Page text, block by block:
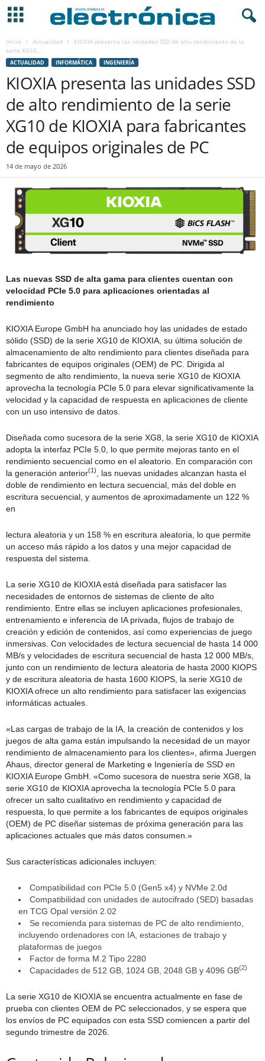
Inicio Actualidad
KIOXIA presenta las unidades SSD de alto rendimiento de la
serie XG10...
ACTUALIDAD INFORMÁTICA INGENIERÍA
KIOXIA presenta las unidades SSD
de alto rendimiento de la serie
XG10 de KIOXIA para fabricantes
de equipos originales de PC
14 de mayo de 2026
Las nuevas SSD de alta gama para clientes cuentan con
velocidad PCIe 5.0 para aplicaciones orientadas al
rendimiento
KIOXIA Europe GmbH ha anunciado hoy las unidades de estado
sólido (SSD) de la serie XG10 de KIOXIA, su última solución de
almacenamiento de alto rendimiento para clientes diseñada para
fabricantes de equipos originales (OEM) de PC. Dirigida al
segmento de alto rendimiento, la nueva serie XG10 de KIOXIA
aprovecha la tecnología PCIe 5.0 para elevar significativamente la
velocidad y la capacidad de respuesta en aplicaciones de cliente
con un uso intensivo de datos.
Diseñada como sucesora de la serie XG8, la serie XG10 de KIOXIA
adopta la interfaz PCIe 5.0, lo que permite mejoras tanto en el
rendimiento secuencial como en el aleatorio. En comparación con
la generación anterior(1)
, las nuevas unidades alcanzan hasta el
doble de rendimiento en lectura secuencial, más del doble en
escritura secuencial, y aumentos de aproximadamente un 122 %
en
lectura aleatoria y un 158 % en escritura aleatoria, lo que permite
un acceso más rápido a los datos y una mejor capacidad de
respuesta del sistema.
La serie XG10 de KIOXIA está diseñada para satisfacer las
necesidades de entornos de sistemas de cliente de alto
rendimiento. Entre ellas se incluyen aplicaciones profesionales,
entrenamiento e inferencia de IA privada, flujos de trabajo de
creación y edición de contenidos, así como experiencias de juego
inmersivas. Con velocidades de lectura secuencial de hasta 14 000
MB/s y velocidades de escritura secuencial de hasta 12 000 MB/s,
junto con un rendimiento de lectura aleatoria de hasta 2000 KIOPS
y de escritura aleatoria de hasta 1600 KIOPS, la serie XG10 de
KIOXIA ofrece un alto rendimiento para satisfacer las exigencias
informáticas actuales.
«Las cargas de trabajo de la IA, la creación de contenidos y los
juegos de alta gama están impulsando la necesidad de un mayor
rendimiento de almacenamiento para los clientes», afirma Juergen
Ahaus, director general de Marketing e Ingeniería de SSD en
KIOXIA Europe GmbH. «Como sucesora de nuestra serie XG8, la
serie XG10 de KIOXIA aprovecha la tecnología PCIe 5.0 para
ofrecer un salto cualitativo en rendimiento y capacidad de
respuesta, lo que permite a los fabricantes de equipos originales
(OEM) de PC diseñar sistemas de próxima generación para las
aplicaciones actuales que más datos consumen.»
Sus características adicionales incluyen:
Compatibilidad con PCIe 5.0 (Gen5 x4) y NVMe 2.0d
Compatibilidad con unidades de autocifrado (SED) basadas
en TCG Opal versión 2.02
Se recomienda para sistemas de PC de alto rendimiento,
incluyendo ordenadores con IA, estaciones de trabajo y
plataformas de juegos
Factor de forma M.2 Tipo 2280
Capacidades de 512 GB, 1024 GB, 2048 GB y 4096 GB(2)
La serie XG10 de KIOXIA se encuentra actualmente en fase de
prueba con clientes OEM de PC seleccionados, y se espera que
los envíos de PC equipados con esta SSD comiencen a partir del
segundo trimestre de 2026.